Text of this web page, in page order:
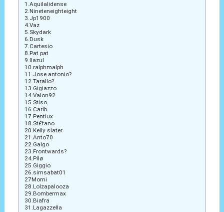
1.Aquilalidense
2.Nineteneighteight
3.Jp1900
4.Vaz
5.Skydark
6.Dusk
7.Cartesio
8.Pat pat
9.Ilazul
10.ralphmalph
11.Jose antonio?
12.Tarallo?
13.Gigiazzo
14.Valon92
15.Stiso
16.Carib
17.Pentiux
18.St£fano
20.Kelly slater
21.Anto70
22.Galgo
23.Frontwards?
24.Pilø
25.Giggio
26.simsabat01
27Momi
28.Lolzapalooza
29.Bombermax
30.Biafra
31.Lagazzella